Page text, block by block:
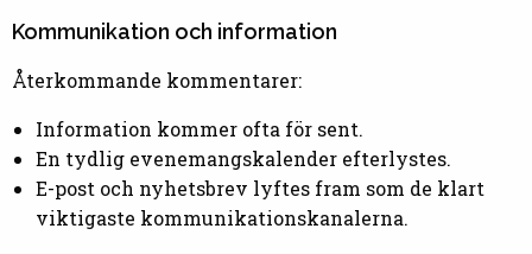
Kommunikation och information
Återkommande kommentarer:
Information kommer ofta för sent.
En tydlig evenemangskalender efterlystes.
E-post och nyhetsbrev lyftes fram som de klart
viktigaste kommunikationskanalerna.